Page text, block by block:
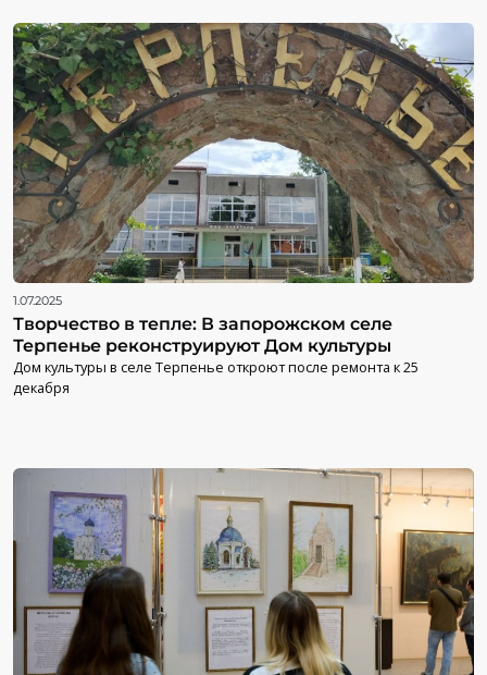
1.07.2025
Творчество в тепле: В запорожском селе
Терпенье реконструируют Дом культуры
Дом культуры в селе Терпенье откроют после ремонта к 25
декабря